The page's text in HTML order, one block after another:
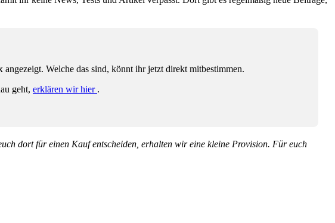
Welche das sind, könnt ihr jetzt direkt mitbestimmen.
geht, erklären wir hier .
dort für einen Kauf entscheiden, erhalten wir eine kleine Provision. Für euch